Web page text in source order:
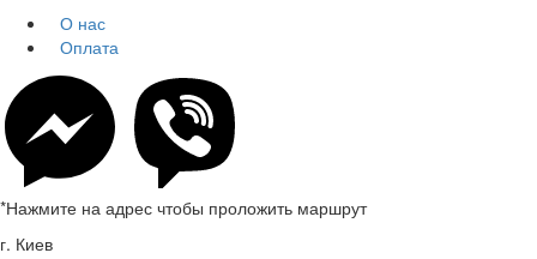
О нас
Оплата
*Нажмите на адрес чтобы проложить маршрут
г. Киев